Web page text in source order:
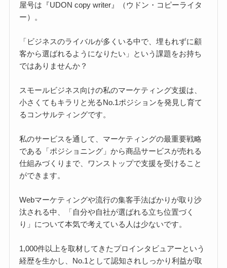
屋号は『UDON copy writer』（ウドン・コピーライタ
ー）。
「ビジネスのライバルが多くいる中で、埋もれずに顧
客から選ばれるようになりたい」という課題をお持ち
ではありませんか？
スモールビジネス向けの私のマーケティング支援は、
小さくてもキラリと光るNo.1ポジションを発見し育て
るコンサルティングです。
私のサービスを通して、マーケティングの最重要戦略
である「ポジショニング」から商品サービスが売れる
仕組みづくりまで、ワンストップで支援を受けること
ができます。
Webマーケティングや流行の集客手法ばかりが取り沙
汰される中、「自分や自社が選ばれる立ち位置づく
り」について本気で考えている人は少ないです。
1,000件以上を取材してきたプロインタビュアーという
経歴を生かし、No.1として認知されしっかり利益が取